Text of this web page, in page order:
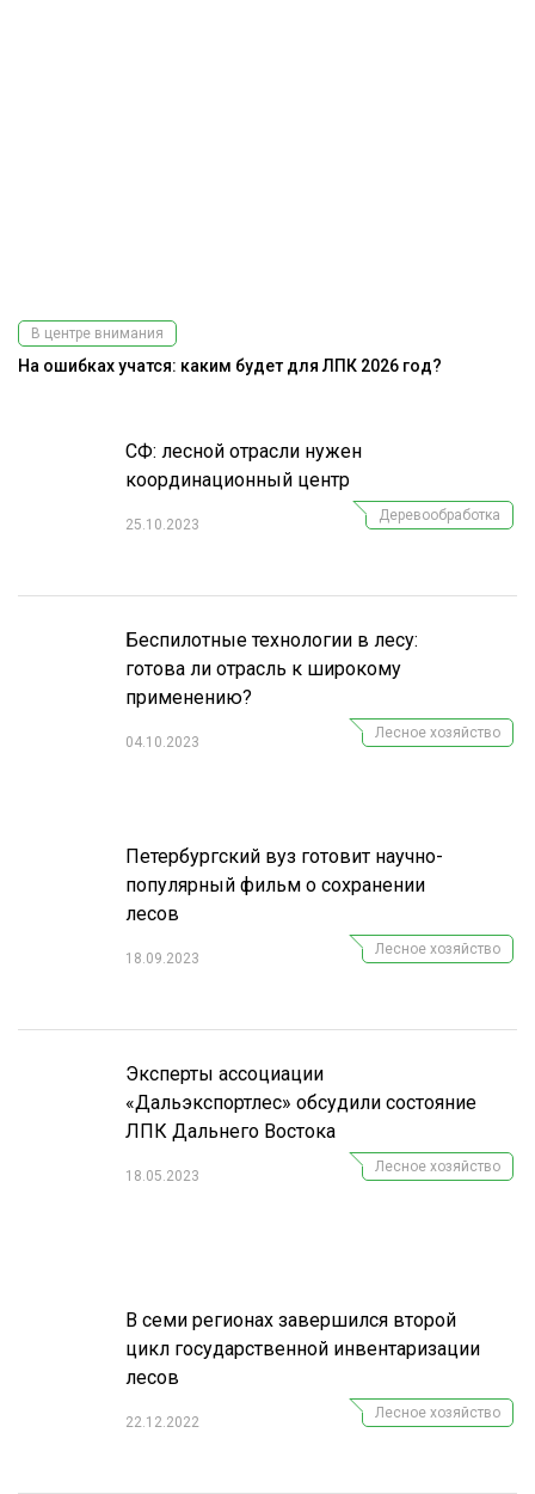
СФ: лесной отрасли нужен
координационный центр
25.10.2023
Деревообработка
Беспилотные технологии в лесу:
готова ли отрасль к широкому
применению?
04.10.2023
Лесное хозяйство
Петербургский вуз готовит научно-
популярный фильм о сохранении
лесов
18.09.2023
Лесное хозяйство
Эксперты ассоциации
«Дальэкспортлес» обсудили состояние
ЛПК Дальнего Востока
18.05.2023
Лесное хозяйство
В семи регионах завершился второй
цикл государственной инвентаризации
лесов
22.12.2022
Лесное хозяйство
В центре внимания
На ошибках учатся: каким будет для ЛПК 2026 год?